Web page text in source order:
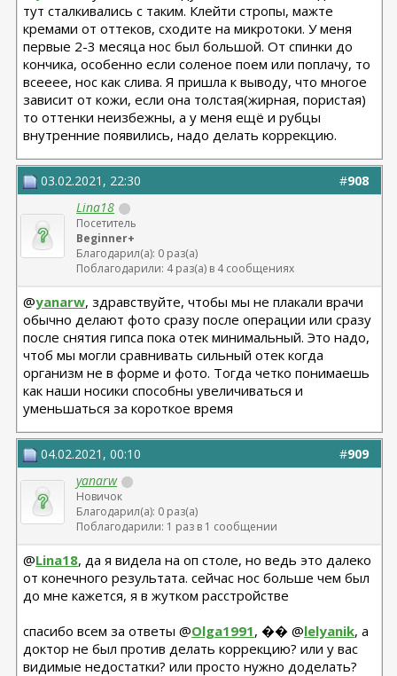
тут сталкивались с таким. Клейти стропы, мажте
кремами от оттеков, сходите на микротоки. У меня
первые 2-3 месяца нос был большой. От спинки до
кончика, особенно если соленое поем или поплачу, то
всееее, нос как слива. Я пришла к выводу, что многое
зависит от кожи, если она толстая(жирная, пористая)
то оттенки неизбежны, а у меня ещё и рубцы
внутренние появились, надо делать коррекцию.
#908
03.02.2021, 22:30
Lina18
Посетитель
Beginner+
Благодарил(а): 0 раз(а)
Поблагодарили: 4 раз(а) в 4 сообщениях
@yanarw, здравствуйте, чтобы мы не плакали врачи
обычно делают фото сразу после операции или сразу
после снятия гипса пока отек минимальный. Это надо,
чтоб мы могли сравнивать сильный отек когда
организм не в форме и фото. Тогда четко понимаешь
как наши носики способны увеличиваться и
уменьшаться за короткое время
#909
04.02.2021, 00:10
yanarw
Новичок
Благодарил(а): 0 раз(а)
Поблагодарили: 1 раз в 1 сообщении
@Lina18, да я видела на оп столе, но ведь это далеко
от конечного результата. сейчас нос больше чем был
до мне кажется, я в жутком расстройстве
спасибо всем за ответы @Olga1991, �� @lelyanik, а
доктор не был против делать коррекцию? или у вас
видимые недостатки? или просто нужно доделать?